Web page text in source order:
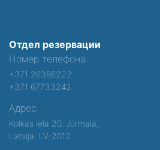
Отдел резервации
Номер телефона:
+371 26386222
+371 67733242
Адрес:
Kolkas iela 20, Jūrmalā,
Latvija, LV-2012